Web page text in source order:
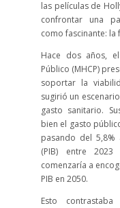
las películas de
confrontar una
como fascinante: la
Hace dos años,
Público (MHCP)
soportar la
sugirió un
gasto sanitario.
bien el gasto
pasando del
(PIB) entre
comenzaría a
PIB en 2050.
Esto